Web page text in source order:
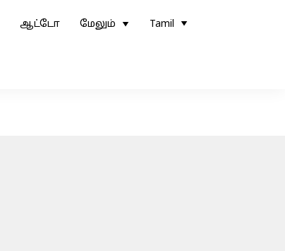
ஆட்டோ மேலும் Tamil